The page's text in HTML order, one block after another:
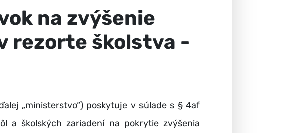
na zvýšenie
rezorte školstva -
„ministerstvo“) poskytuje v súlade s § 4af
a školských zariadení na pokrytie zvýšenia